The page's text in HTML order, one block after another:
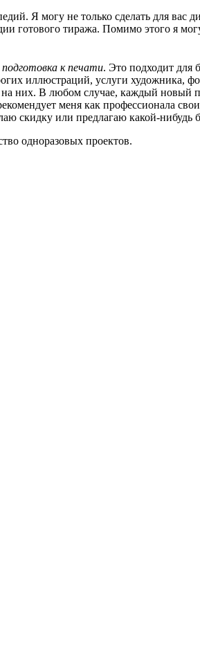
Я могу не только сделать для вас
готового тиража. Помимо этого я
подготовка к печати. Это подходит для
иллюстраций, услуги художника,
них. В любом случае, каждый новый
меня как профессионала
скидку или предлагаю какой-нибудь
одноразовых проектов.